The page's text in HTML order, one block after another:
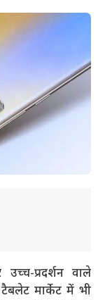
प्रदर्शन वाले
मार्केट में भी